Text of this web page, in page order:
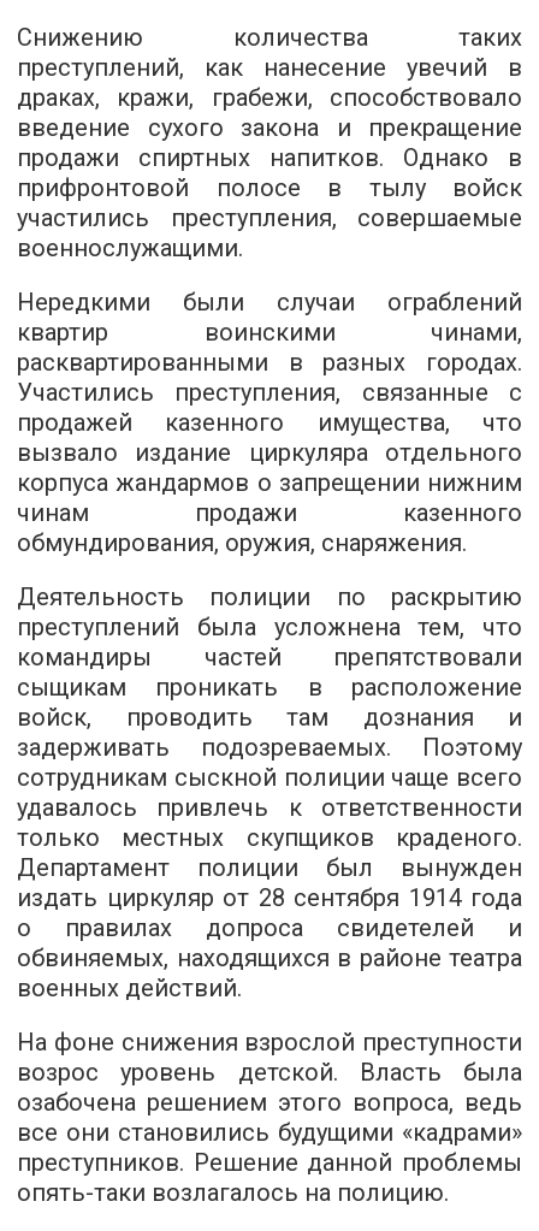
Снижению количества таких
преступлений, как нанесение увечий в
драках, кражи, грабежи, способствовало
введение сухого закона и прекращение
продажи спиртных напитков. Однако в
прифронтовой полосе в тылу войск
участились преступления, совершаемые
военнослужащими.
Нередкими были случаи ограблений
квартир воинскими чинами,
расквартированными в разных городах.
Участились преступления, связанные с
продажей казенного имущества, что
вызвало издание циркуляра отдельного
корпуса жандармов о запрещении нижним
чинам продажи казенного
обмундирования, оружия, снаряжения.
Деятельность полиции по раскрытию
преступлений была усложнена тем, что
командиры частей препятствовали
сыщикам проникать в расположение
войск, проводить там дознания и
задерживать подозреваемых. Поэтому
сотрудникам сыскной полиции чаще всего
удавалось привлечь к ответственности
только местных скупщиков краденого.
Департамент полиции был вынужден
издать циркуляр от 28 сентября 1914 года
о правилах допроса свидетелей и
обвиняемых, находящихся в районе театра
военных действий.
На фоне снижения взрослой преступности
возрос уровень детской. Власть была
озабочена решением этого вопроса, ведь
все они становились будущими «кадрами»
преступников. Решение данной проблемы
опять-таки возлагалось на полицию.